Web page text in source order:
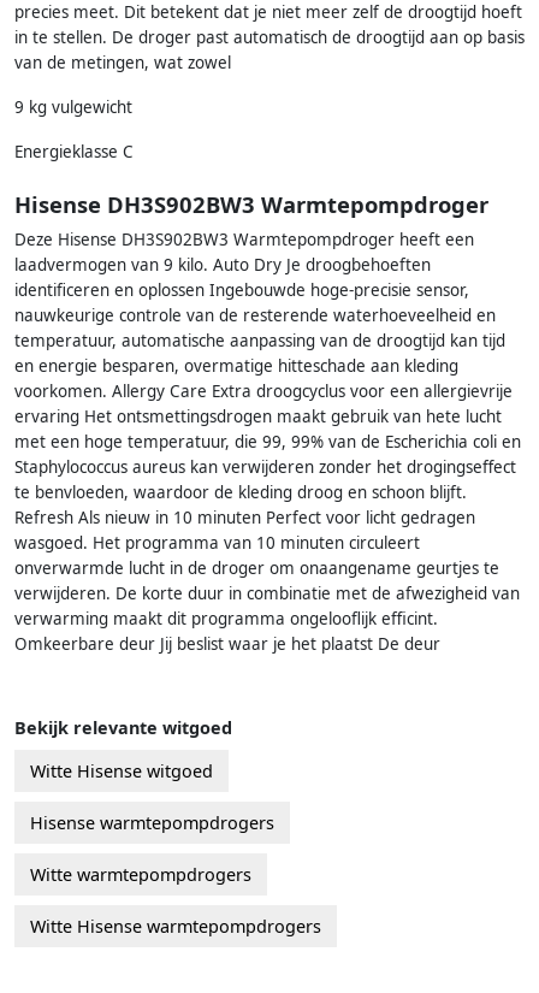
precies meet. Dit betekent dat je niet meer zelf de droogtijd hoeft
in te stellen. De droger past automatisch de droogtijd aan op basis
van de metingen, wat zowel
9 kg vulgewicht
Energieklasse C
Hisense DH3S902BW3 Warmtepompdroger
Deze Hisense DH3S902BW3 Warmtepompdroger heeft een
laadvermogen van 9 kilo. Auto Dry Je droogbehoeften
identificeren en oplossen Ingebouwde hoge-precisie sensor,
nauwkeurige controle van de resterende waterhoeveelheid en
temperatuur, automatische aanpassing van de droogtijd kan tijd
en energie besparen, overmatige hitteschade aan kleding
voorkomen. Allergy Care Extra droogcyclus voor een allergievrije
ervaring Het ontsmettingsdrogen maakt gebruik van hete lucht
met een hoge temperatuur, die 99, 99% van de Escherichia coli en
Staphylococcus aureus kan verwijderen zonder het drogingseffect
te benvloeden, waardoor de kleding droog en schoon blijft.
Refresh Als nieuw in 10 minuten Perfect voor licht gedragen
wasgoed. Het programma van 10 minuten circuleert
onverwarmde lucht in de droger om onaangename geurtjes te
verwijderen. De korte duur in combinatie met de afwezigheid van
verwarming maakt dit programma ongelooflijk efficint.
Omkeerbare deur Jij beslist waar je het plaatst De deur
Bekijk relevante witgoed
Witte Hisense witgoed
Hisense warmtepompdrogers
Witte warmtepompdrogers
Witte Hisense warmtepompdrogers